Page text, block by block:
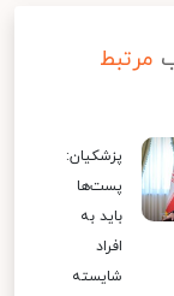
مرتبط
پزشکیان:
پست‌ها
باید به
افراد
شایسته